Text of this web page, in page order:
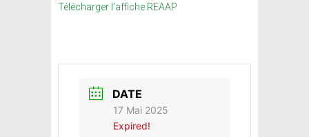
Télécharger l’affiche REAAP
DATE
17 Mai 2025
Expired!